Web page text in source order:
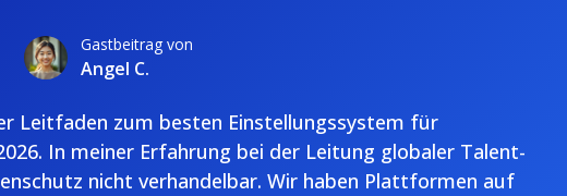
Gastbeitrag von
Angel C.
Leitfaden zum besten Einstellungssystem für
In meiner Erfahrung bei der Leitung globaler Talent-
nicht verhandelbar. Wir haben Plattformen auf